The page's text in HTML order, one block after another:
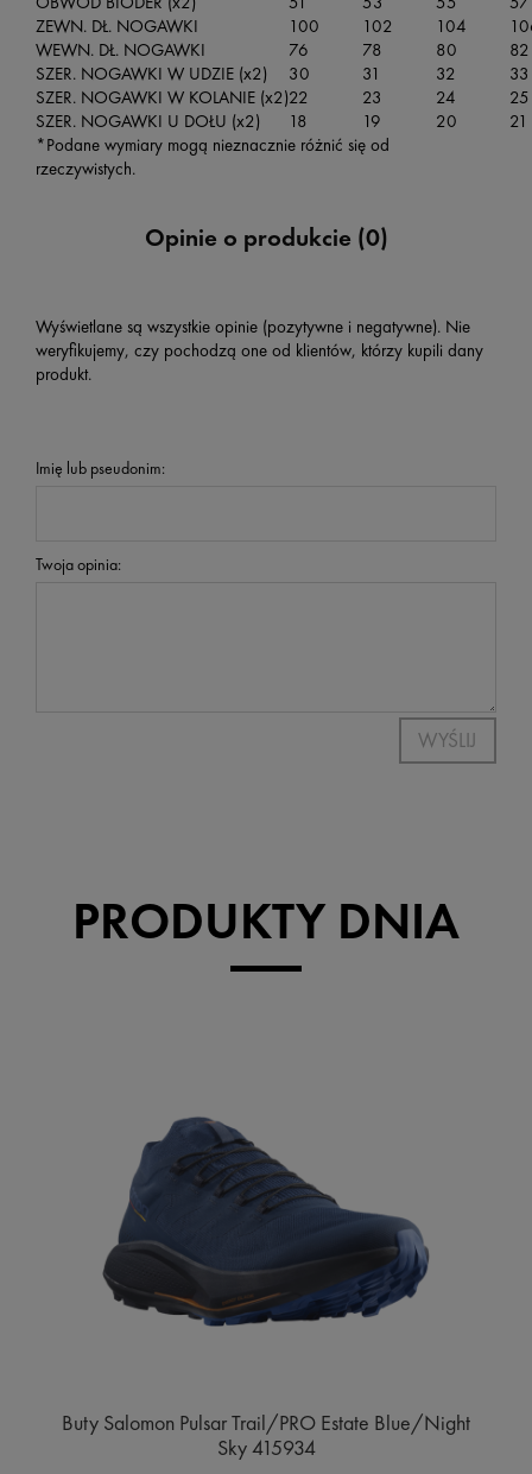
ZEWN. DŁ. NOGAWKI
100 102 104
WEWN. DŁ. NOGAWKI
76 78 80
82
SZER. NOGAWKI W UDZIE (x2)
30 31 32
33
SZER. NOGAWKI W KOLANIE (x2)22 23 24
25
SZER. NOGAWKI U DOŁU (x2)
18 19 20
21
*Podane wymiary mogą nieznacznie różnić się od
rzeczywistych.
Opinie o produkcie (0)
Wyświetlane są wszystkie opinie (pozytywne i negatywne). Nie
weryfikujemy, czy pochodzą one od klientów, którzy kupili dany
produkt.
Imię lub pseudonim:
Twoja opinia:
WYŚLIJ
PRODUKTY DNIA
Buty Salomon Pulsar Trail/PRO Estate Blue/Night
Sky 415934